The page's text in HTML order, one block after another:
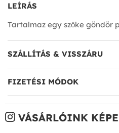
LEÍRÁS
Tartalmaz egy szőke göndör
SZÁLLÍTÁS & VISSZÁRU
FIZETÉSI MÓDOK
VÁSÁRLÓINK